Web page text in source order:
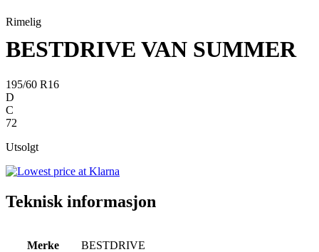
Rimelig
BESTDRIVE VAN SUMMER
195/60 R16
D
C
72
Utsolgt
Teknisk informasjon
Merke BESTDRIVE